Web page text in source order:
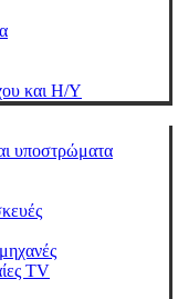
και Η/Υ
υποστρώματα
TV